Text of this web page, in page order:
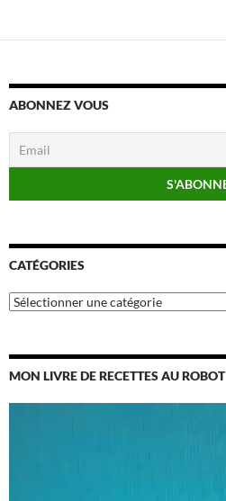
ABONNEZ VOUS
CATÉGORIES
Catégories
MON LIVRE DE RECETTES AU ROBOT